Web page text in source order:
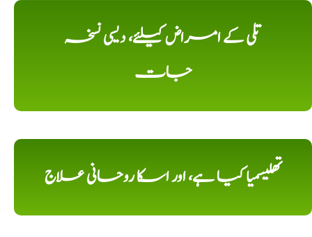
تلی کے امراض کیلئے، دیسی نسخہ
جات
تھلیسمیا کیا ہے، اور اسکا روحانی علاج